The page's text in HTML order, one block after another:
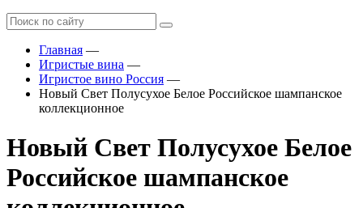
Главная —
Игристые вина —
Игристое вино Россия —
Новый Свет Полусухое Белое Российское шампанское
коллекционное
Новый Свет Полусухое Белое
Российское шампанское